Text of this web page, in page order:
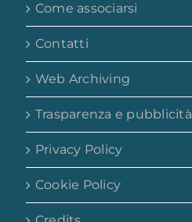
Come associarsi
Contatti
Web Archiving
Trasparenza e pubblicità
Privacy Policy
Cookie Policy